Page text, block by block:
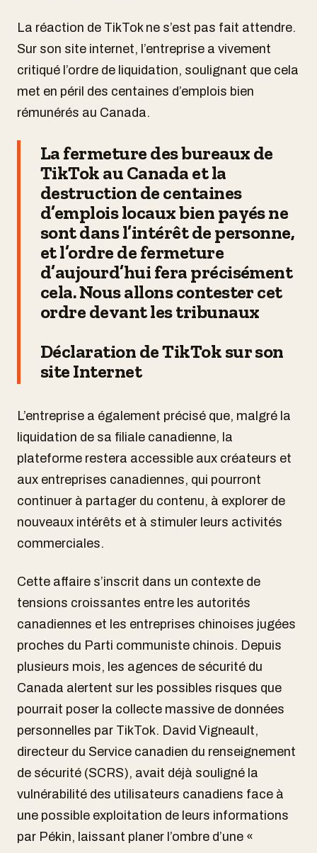
La réaction de TikTok ne s’est pas fait attendre.
Sur son site internet, l’entreprise a vivement
critiqué l’ordre de liquidation, soulignant que cela
met en péril des centaines d’emplois bien
rémunérés au Canada.
La fermeture des bureaux de
TikTok au Canada et la
destruction de centaines
d’emplois locaux bien payés ne
sont dans l’intérêt de personne,
et l’ordre de fermeture
d’aujourd’hui fera précisément
cela. Nous allons contester cet
ordre devant les tribunaux
Déclaration de TikTok sur son
site Internet
L’entreprise a également précisé que, malgré la
liquidation de sa filiale canadienne, la
plateforme restera accessible aux créateurs et
aux entreprises canadiennes, qui pourront
continuer à partager du contenu, à explorer de
nouveaux intérêts et à stimuler leurs activités
commerciales.
Cette affaire s’inscrit dans un contexte de
tensions croissantes entre les autorités
canadiennes et les entreprises chinoises jugées
proches du Parti communiste chinois. Depuis
plusieurs mois, les agences de sécurité du
Canada alertent sur les possibles risques que
pourrait poser la collecte massive de données
personnelles par TikTok. David Vigneault,
directeur du Service canadien du renseignement
de sécurité (SCRS), avait déjà souligné la
vulnérabilité des utilisateurs canadiens face à
une possible exploitation de leurs informations
par Pékin, laissant planer l’ombre d’une «